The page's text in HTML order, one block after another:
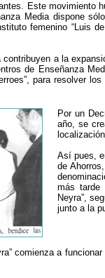
Este
Media dispone
femenino “Luis
a la
de Enseñanza
para resolver
Por un
año, se
Así pues,
de
más tarde
Neyra”,
junto a la
comienza a